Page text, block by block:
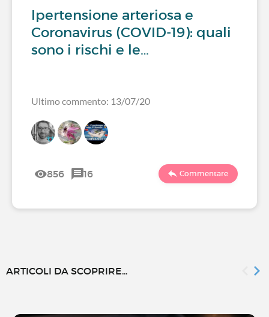
Ipertensione arteriosa e
Coronavirus (COVID-19): quali
sono i rischi e le…
Ultimo commento: 13/07/20
856 16 Commentare
ARTICOLI DA SCOPRIRE...